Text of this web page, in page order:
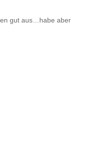
gut aus…habe aber